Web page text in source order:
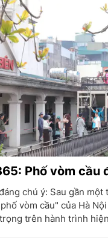
Phố vòm cầu
chú ý: Sau gần một
vòm cầu" của Hà
trên hành trình